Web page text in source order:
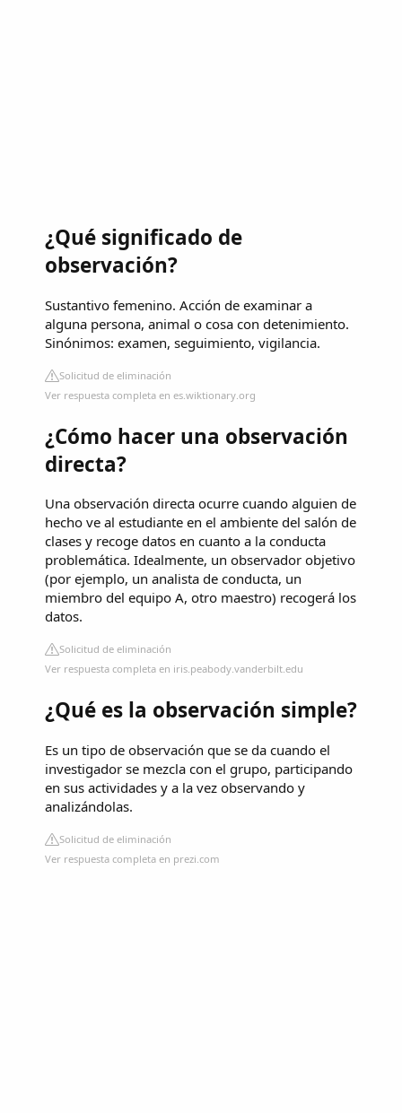
¿Qué significado de
observación?
Sustantivo femenino. Acción de examinar a
alguna persona, animal o cosa con detenimiento.
Sinónimos: examen, seguimiento, vigilancia.
Solicitud de eliminación
Ver respuesta completa en es.wiktionary.org
¿Cómo hacer una observación
directa?
Una observación directa ocurre cuando alguien de
hecho ve al estudiante en el ambiente del salón de
clases y recoge datos en cuanto a la conducta
problemática. Idealmente, un observador objetivo
(por ejemplo, un analista de conducta, un
miembro del equipo A, otro maestro) recogerá los
datos.
Solicitud de eliminación
Ver respuesta completa en iris.peabody.vanderbilt.edu
¿Qué es la observación simple?
Es un tipo de observación que se da cuando el
investigador se mezcla con el grupo, participando
en sus actividades y a la vez observando y
analizándolas.
Solicitud de eliminación
Ver respuesta completa en prezi.com